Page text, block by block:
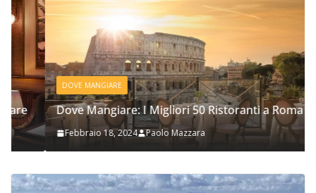
DOVE MANGIARE
Dove Mangiare: I Migliori 50 Ristoranti a Roma
Febbraio 18, 2024 Paolo Mazzara